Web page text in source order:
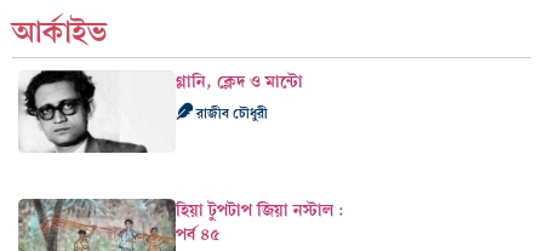
আর্কাইভ
গ্লানি, ক্লেদ ও মান্টো
রাজীব চৌধুরী
হিয়া টুপটাপ জিয়া নস্টাল :
পর্ব ৪৫